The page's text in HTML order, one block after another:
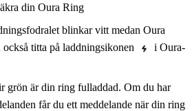
din Oura Ring
blinkar vitt medan Oura
titta på laddningsikonen
i Oura-
grön är din ring fulladdad. Om du har
får du ett meddelande när din ring